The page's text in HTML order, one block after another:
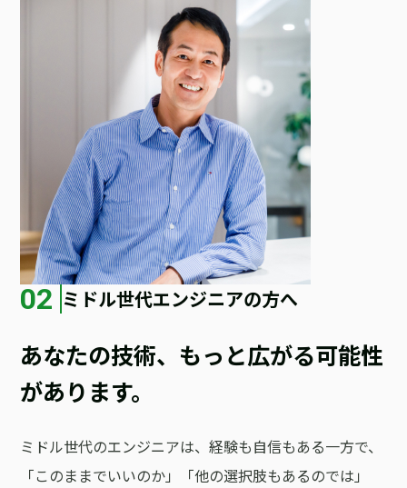
02 ミドル世代エンジニアの方へ
あなたの技術、もっと広がる可能性
があります。
ミドル世代のエンジニアは、経験も自信もある一方で、
「このままでいいのか」「他の選択肢もあるのでは」